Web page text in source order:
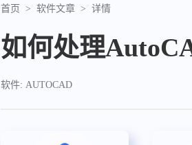
许可分析
实现专业软件许
首页 > 软件文章 > 详情
如何处理
软件: AUTOCAD